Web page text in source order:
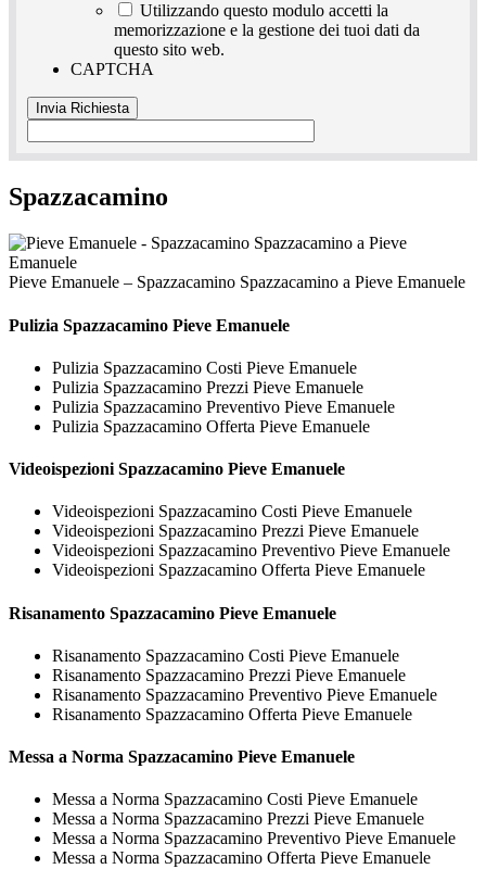
Utilizzando questo modulo accetti la
memorizzazione e la gestione dei tuoi dati da
questo sito web.
CAPTCHA
Spazzacamino
Pieve Emanuele – Spazzacamino Spazzacamino a Pieve Emanuele
Pulizia Spazzacamino Pieve Emanuele
Pulizia Spazzacamino Costi Pieve Emanuele
Pulizia Spazzacamino Prezzi Pieve Emanuele
Pulizia Spazzacamino Preventivo Pieve Emanuele
Pulizia Spazzacamino Offerta Pieve Emanuele
Videoispezioni Spazzacamino Pieve Emanuele
Videoispezioni Spazzacamino Costi Pieve Emanuele
Videoispezioni Spazzacamino Prezzi Pieve Emanuele
Videoispezioni Spazzacamino Preventivo Pieve Emanuele
Videoispezioni Spazzacamino Offerta Pieve Emanuele
Risanamento Spazzacamino Pieve Emanuele
Risanamento Spazzacamino Costi Pieve Emanuele
Risanamento Spazzacamino Prezzi Pieve Emanuele
Risanamento Spazzacamino Preventivo Pieve Emanuele
Risanamento Spazzacamino Offerta Pieve Emanuele
Messa a Norma Spazzacamino Pieve Emanuele
Messa a Norma Spazzacamino Costi Pieve Emanuele
Messa a Norma Spazzacamino Prezzi Pieve Emanuele
Messa a Norma Spazzacamino Preventivo Pieve Emanuele
Messa a Norma Spazzacamino Offerta Pieve Emanuele